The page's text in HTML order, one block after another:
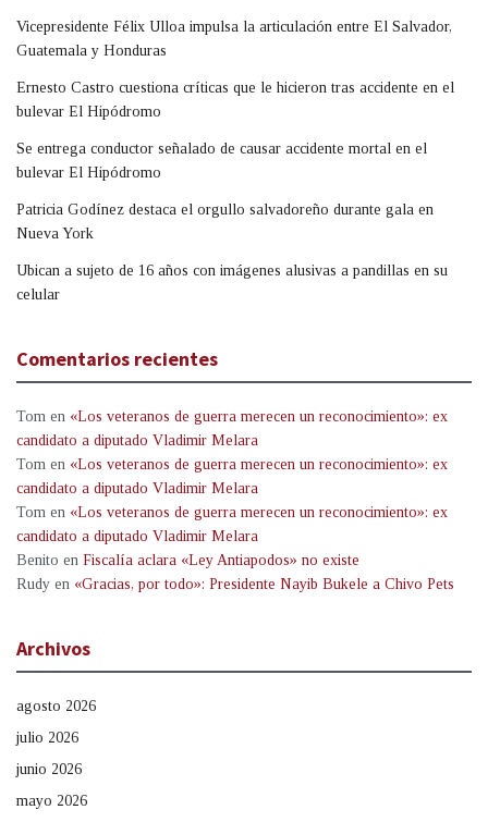
Vicepresidente Félix Ulloa impulsa la articulación entre El Salvador,
Guatemala y Honduras
Ernesto Castro cuestiona críticas que le hicieron tras accidente en el
bulevar El Hipódromo
Se entrega conductor señalado de causar accidente mortal en el
bulevar El Hipódromo
Patricia Godínez destaca el orgullo salvadoreño durante gala en
Nueva York
Ubican a sujeto de 16 años con imágenes alusivas a pandillas en su
celular
Comentarios recientes
Tom en «Los veteranos de guerra merecen un reconocimiento»: ex
candidato a diputado Vladimir Melara
Tom en «Los veteranos de guerra merecen un reconocimiento»: ex
candidato a diputado Vladimir Melara
Tom en «Los veteranos de guerra merecen un reconocimiento»: ex
candidato a diputado Vladimir Melara
Benito en Fiscalía aclara «Ley Antiapodos» no existe
Rudy en «Gracias, por todo»: Presidente Nayib Bukele a Chivo Pets
Archivos
agosto 2026
julio 2026
junio 2026
mayo 2026